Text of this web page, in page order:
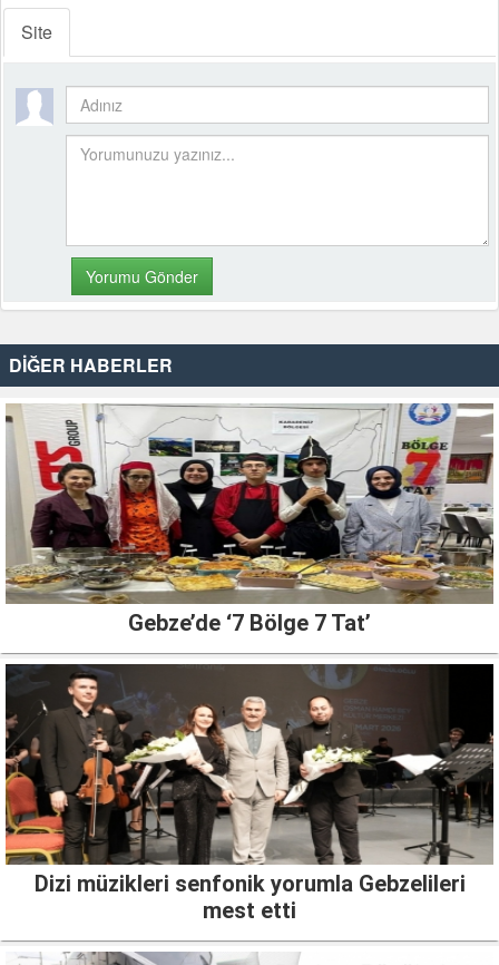
Site
DİĞER HABERLER
Gebze’de ‘7 Bölge 7 Tat’
Dizi müzikleri senfonik yorumla Gebzelileri
mest etti